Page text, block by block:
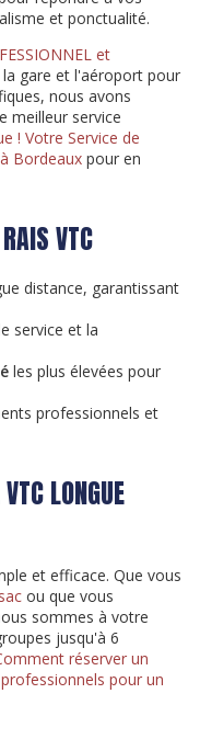
et ponctualité.
et
gare et l'aéroport pour
nous avons
meilleur service
! Votre Service de
Bordeaux pour en
VTC
distance, garantissant
service et la
les plus élevées pour
professionnels et
LONGUE
et efficace. Que vous
ou que vous
sommes à votre
jusqu'à 6
réserver un
pour un